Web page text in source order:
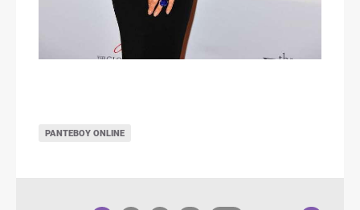
ΡΑΝΤΕΒΟΎ ONLINE